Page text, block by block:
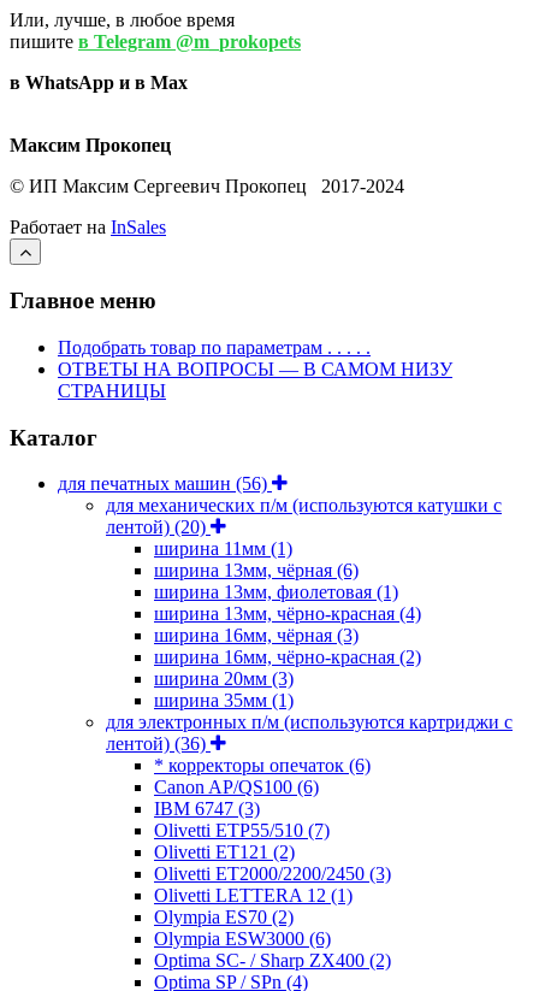
Или, лучше, в любое время
пишите в Telegram @m_prokopets
в WhatsApp и в Max
Максим Прокопец
© ИП Максим Сергеевич Прокопец 2017-2024
Работает на InSales
Главное меню
Подобрать товар по параметрам . . . . .
ОТВЕТЫ НА ВОПРОСЫ — В САМОМ НИЗУ
СТРАНИЦЫ
Каталог
для печатных машин (56)
для механических п/м (используются катушки с
лентой) (20)
ширина 11мм (1)
ширина 13мм, чёрная (6)
ширина 13мм, фиолетовая (1)
ширина 13мм, чёрно-красная (4)
ширина 16мм, чёрная (3)
ширина 16мм, чёрно-красная (2)
ширина 20мм (3)
ширина 35мм (1)
для электронных п/м (используются картриджи с
лентой) (36)
* корректоры опечаток (6)
Canon AP/QS100 (6)
IBM 6747 (3)
Olivetti ETP55/510 (7)
Olivetti ET121 (2)
Olivetti ET2000/2200/2450 (3)
Olivetti LETTERA 12 (1)
Olympia ES70 (2)
Olympia ESW3000 (6)
Optima SC- / Sharp ZX400 (2)
Optima SP / SPn (4)